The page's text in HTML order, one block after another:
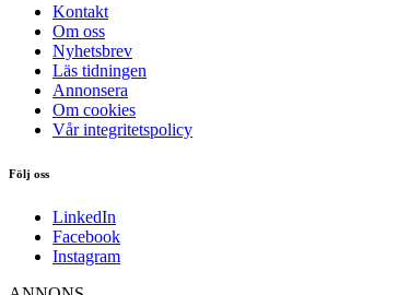
Kontakt
Om oss
Nyhetsbrev
Läs tidningen
Annonsera
Om cookies
Vår integritetspolicy
Följ oss
LinkedIn
Facebook
Instagram